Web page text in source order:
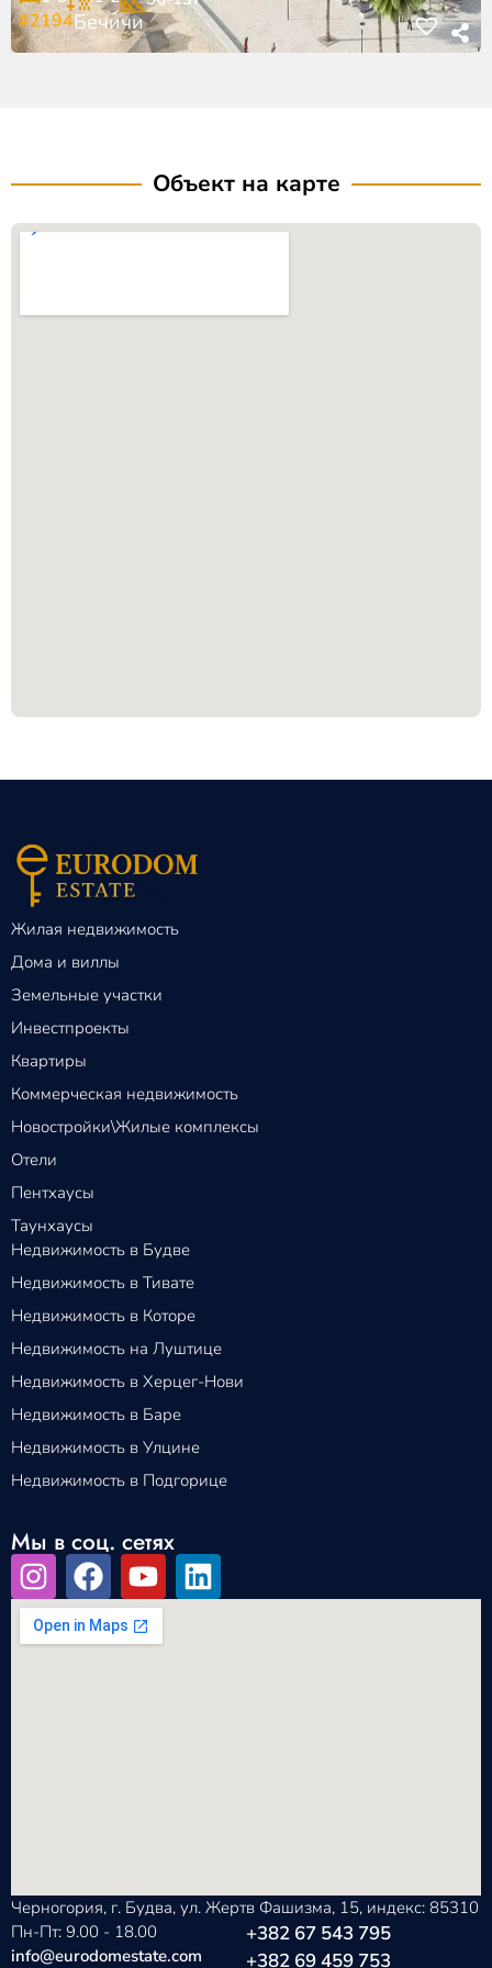
#2194Бечичи
Объект на карте
Жилая недвижимость
Дома и виллы
Земельные участки
Инвестпроекты
Квартиры
Коммерческая недвижимость
Новостройки\Жилые комплексы
Отели
Пентхаусы
Таунхаусы
Недвижимость в Будве
Недвижимость в Тивате
Недвижимость в Которе
Недвижимость на Луштице
Недвижимость в Херцег-Нови
Недвижимость в Баре
Недвижимость в Улцине
Недвижимость в Подгорице
Мы в соц. сетях
Черногория, г. Будва, ул. Жертв Фашизма, 15, индекс: 85310
Пн-Пт: 9.00 - 18.00
info@eurodomestate.com
+382 67 543 795
+382 69 459 753